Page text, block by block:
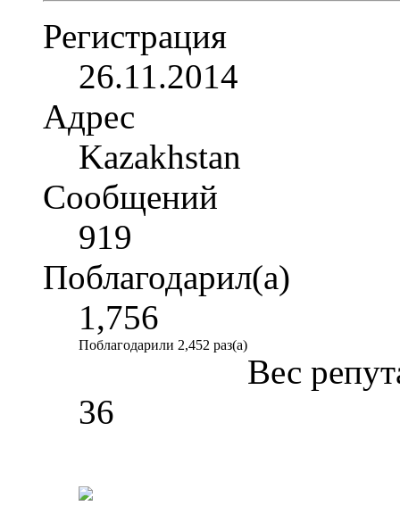
Регистрация
26.11.2014
Адрес
Kazakhstan
Сообщений
919
Поблагодарил(а)
1,756
Поблагодарили 2,452 раз(а)
Вес
36